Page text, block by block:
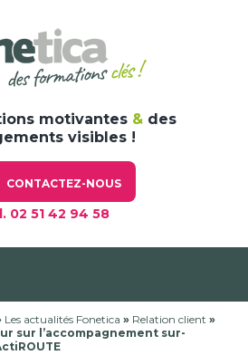
motivantes & des
visibles !
CONTACTEZ-NOUS
02 51 42 94 58
Les actualités Fonetica » Relation client »
sur l’accompagnement sur-